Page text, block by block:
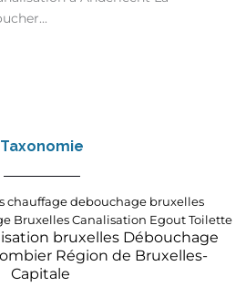
Taxonomie
chauffage debouchage bruxelles
Bruxelles Canalisation Egout Toilette
bruxelles Débouchage
Région de Bruxelles-
Capitale